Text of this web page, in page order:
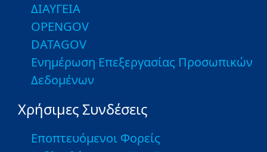
ΔΙΑΥΓΕΙΑ
OPENGOV
DATAGOV
Ενημέρωση Επεξεργασίας Προσωπικών
Δεδομένων
Χρήσιμες Συνδέσεις
Εποπτευόμενοι Φορείς